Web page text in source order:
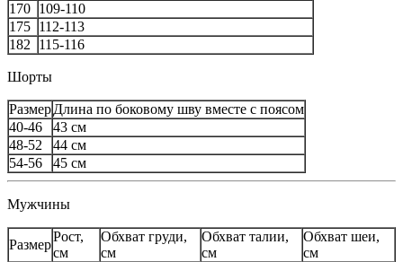
170 109-110
175 112-113
182
115-116
Шорты
РазмерДлина по боковому шву вместе с поясом
40-46
43 см
48-52
44 см
54-56
45 см
Мужчины
Размер
Рост,
см
Обхват груди,
см
Обхват талии,
см
Обхват шеи,
см